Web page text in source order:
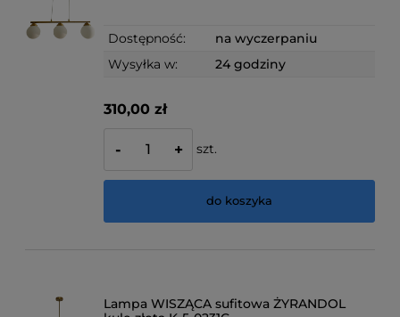
Dostępność:
na wyczerpaniu
Wysyłka w:
24 godziny
310,00 zł
- + szt.
do koszyka
Lampa WISZĄCA sufitowa ŻYRANDOL